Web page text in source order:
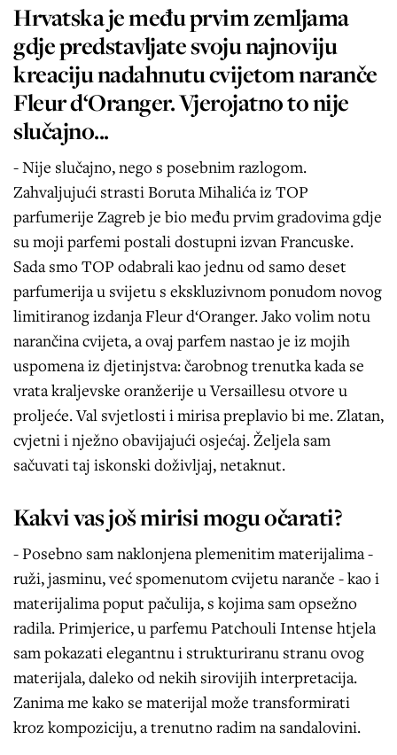
Hrvatska je među prvim zemljama
gdje predstavljate svoju najnoviju
kreaciju nadahnutu cvijetom naranče
Fleur d‘Oranger. Vjerojatno to nije
slučajno...
- Nije slučajno, nego s posebnim razlogom.
Zahvaljujući strasti Boruta Mihalića iz TOP
parfumerije Zagreb je bio među prvim gradovima gdje
su moji parfemi postali dostupni izvan Francuske.
Sada smo TOP odabrali kao jednu od samo deset
parfumerija u svijetu s ekskluzivnom ponudom novog
limitiranog izdanja Fleur d‘Oranger. Jako volim notu
narančina cvijeta, a ovaj parfem nastao je iz mojih
uspomena iz djetinjstva: čarobnog trenutka kada se
vrata kraljevske oranžerije u Versaillesu otvore u
proljeće. Val svjetlosti i mirisa preplavio bi me. Zlatan,
cvjetni i nježno obavijajući osjećaj. Željela sam
sačuvati taj iskonski doživljaj, netaknut.
Kakvi vas još mirisi mogu očarati?
- Posebno sam naklonjena plemenitim materijalima -
ruži, jasminu, već spomenutom cvijetu naranče - kao i
materijalima poput pačulija, s kojima sam opsežno
radila. Primjerice, u parfemu Patchouli Intense htjela
sam pokazati elegantnu i strukturiranu stranu ovog
materijala, daleko od nekih sirovijih interpretacija.
Zanima me kako se materijal može transformirati
kroz kompoziciju, a trenutno radim na sandalovini.